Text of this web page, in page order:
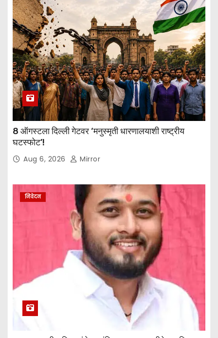
8 ऑगस्टला दिल्ली गेटवर ‘मनुस्मृती धारणालयाशी राष्ट्रीय
घटस्फोट’!
Aug 6, 2026 Mirror
निवेदन